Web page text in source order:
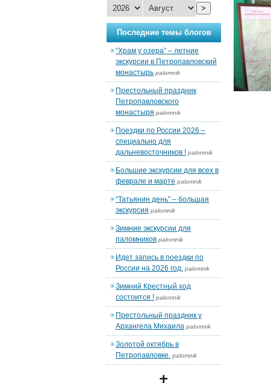
>
Последние темы блогов
“Храм у озера” – летние
экскурсии в Петропавловский
монастырь palomnik
Престольный праздник
Петропавловского
монастыря palomnik
Поездки по России 2026 –
специально для
дальневосточников ! palomnik
Большие экскурсии для всех в
феврале и марте palomnik
“Татьянин день” – большая
экскурсия palomnik
Зимние экскурсии для
паломников palomnik
Идет запись в поездки по
России на 2026 год. palomnik
Зимний Крестный ход
состоится ! palomnik
Престольный праздник у
Архангела Михаила palomnik
Золотой октябрь в
Петропавловке. palomnik